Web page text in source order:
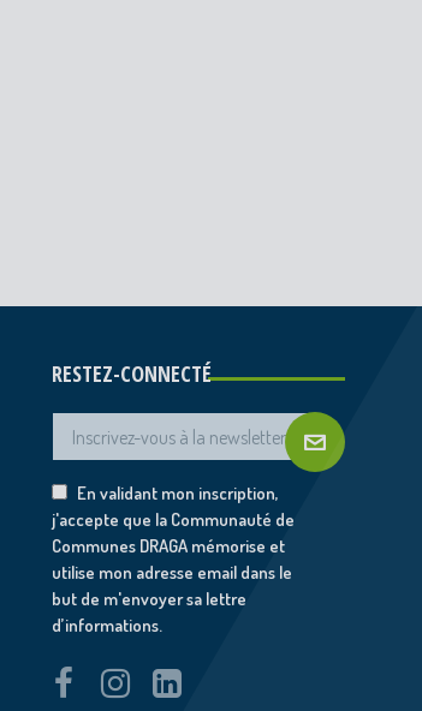
RESTEZ-CONNECTÉ
En validant mon inscription,
j'accepte que la Communauté de
Communes DRAGA mémorise et
utilise mon adresse email dans le
but de m'envoyer sa lettre
d’informations.